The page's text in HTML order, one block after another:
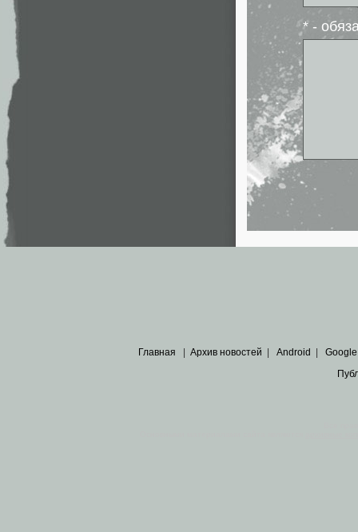
* -
Главная Архив новостей Android Google